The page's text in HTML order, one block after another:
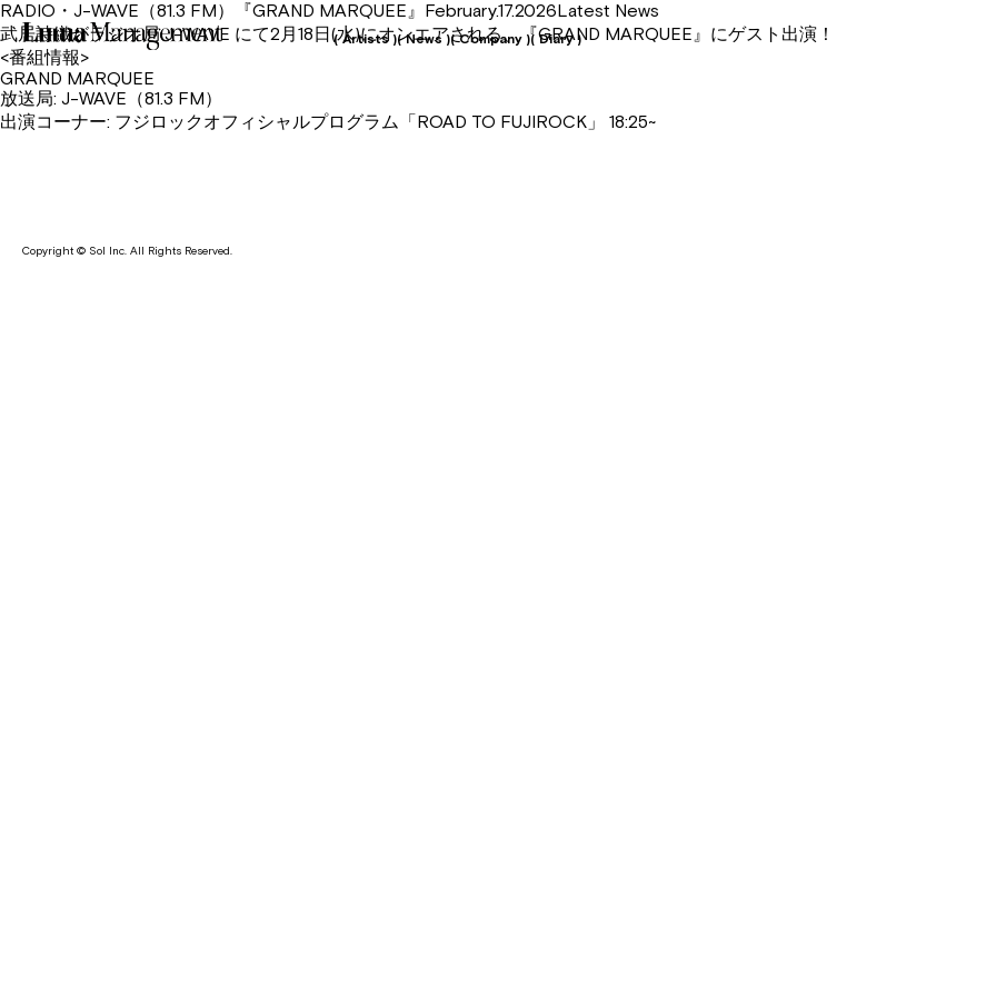
( Artists )( News )( Company )( Diary )
RADIO・J-WAVE（81.3 FM）『GRAND MARQUEE』February.17.2026Latest News
武居詩織がラジオ局 J-WAVE にて2月18日(水)にオンエアされる、『GRAND MARQUEE』にゲスト出演！
<番組情報>
GRAND MARQUEE
放送局: J-WAVE（81.3 FM）
出演コーナー: フジロックオフィシャルプログラム「ROAD TO FUJIROCK」 18:25~
Copyright © Sol Inc. All Rights Reserved.